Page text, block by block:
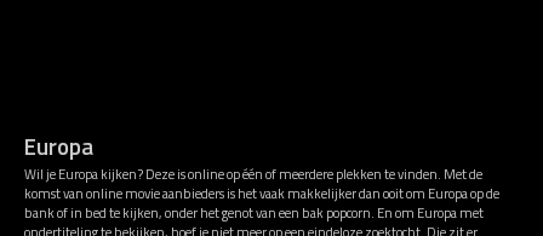
Europa
Wil je Europa kijken? Deze is online op één of meerdere plekken te vinden. Met de
komst van online movie aanbieders is het vaak makkelijker dan ooit om Europa op de
bank of in bed te kijken, onder het genot van een bak popcorn. En om Europa met
ondertiteling te bekijken, hoef je niet meer op een eindeloze zoektocht. Die zit er